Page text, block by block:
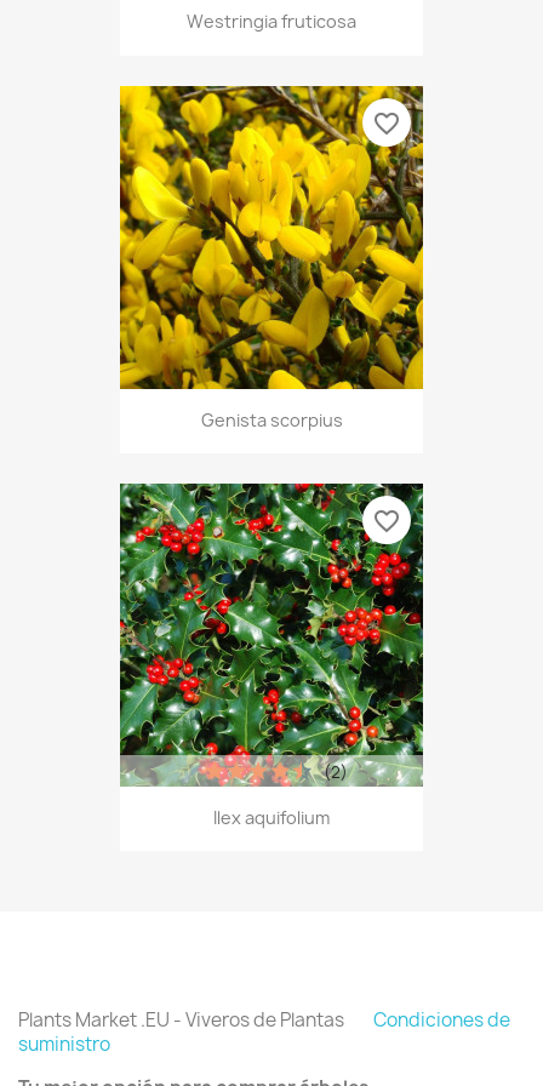
Westringia fruticosa
Genista scorpius
favorite_border
Ilex aquifolium
(2)
favorite_border
Plants Market .EU - Viveros de Plantas Condiciones de
suministro